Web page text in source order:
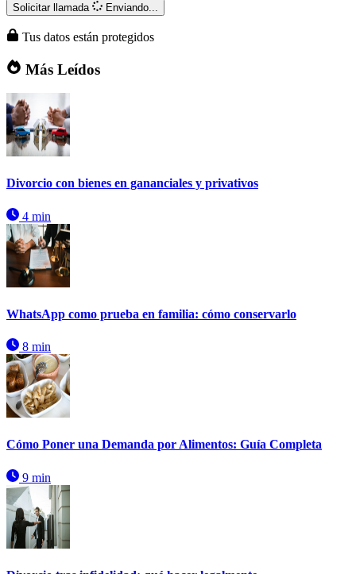
Solicitar llamada Enviando...
Tus datos están protegidos
Más Leídos
Divorcio con bienes en gananciales y privativos
4 min
WhatsApp como prueba en familia: cómo conservarlo
8 min
Cómo Poner una Demanda por Alimentos: Guía Completa
9 min